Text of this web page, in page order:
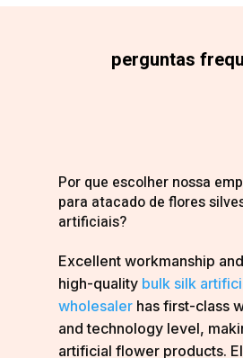
perguntas
Por que escolher nossa
para atacado de flores
artificiais?
Excellent workmanship
high-quality bulk silk
wholesalerhas first-class
and technology level,
artificial flower products.